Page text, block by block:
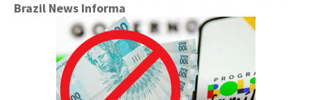
Brazil News Informa